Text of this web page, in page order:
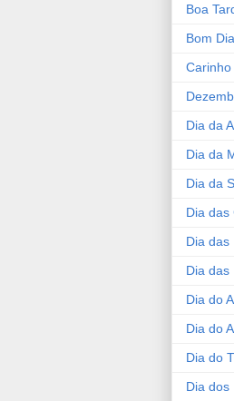
Boa
Bom Dia
Carinho
Dia da
Dia da
Dia da
Dia das
Dia das
Dia das
Dia do
Dia do
Dia do
Dia dos